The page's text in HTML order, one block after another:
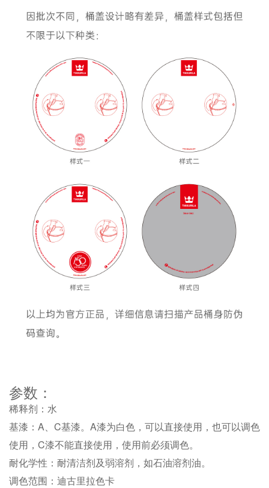
参数：
稀释剂：水
基漆：A、C基漆。A漆为白色，可以直接使用，也可以调色
使用，C漆不能直接使用，使用前必须调色。
耐化学性：耐清洁剂及弱溶剂，如石油溶剂油。
调色范围：迪古里拉色卡